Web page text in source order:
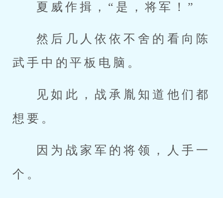
夏威作揖，“是，将军！”
然后几人依依不舍的看向陈
武手中的平板电脑。
见如此，战承胤知道他们都
想要。
因为战家军的将领，人手一
个。